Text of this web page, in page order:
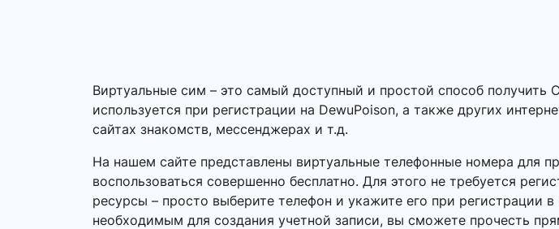
Виртуальные сим – это самый доступный и простой способ
используется при регистрации на DewuPoison, а также других
сайтах знакомств, мессенджерах и т.д.
На нашем сайте представлены виртуальные телефонные номера для
воспользоваться совершенно бесплатно. Для этого не требуется
ресурсы – просто выберите телефон и укажите его при
необходимым для создания учетной записи, вы сможете прочесть